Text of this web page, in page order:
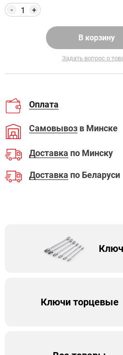
+
-
В корзину
Задать вопрос о
Оплата
Самовывоз в Минске
Доставка по Минску
Доставка по Беларуси
Ключи торцевые